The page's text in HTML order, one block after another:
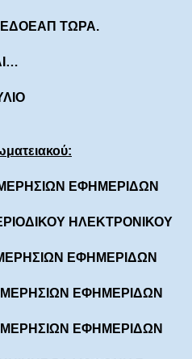
ΕΔΟΕΑΠ ΤΩΡΑ.
ΕΦΗΜΕΡΙΔΩΝ
ΗΛΕΚΤΡΟΝΙΚΟΥ
ΕΦΗΜΕΡΙΔΩΝ
ΕΦΗΜΕΡΙΔΩΝ
ΕΦΗΜΕΡΙΔΩΝ